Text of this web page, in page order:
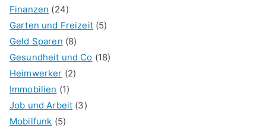
Finanzen (24)
Garten und Freizeit(5)
Geld Sparen (8)
Gesundheit und Co (18)
Heimwerker (2)
Immobilien (1)
Job und Arbeit (3)
Mobilfunk (5)